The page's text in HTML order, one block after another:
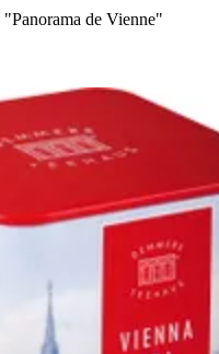
de Vienne"